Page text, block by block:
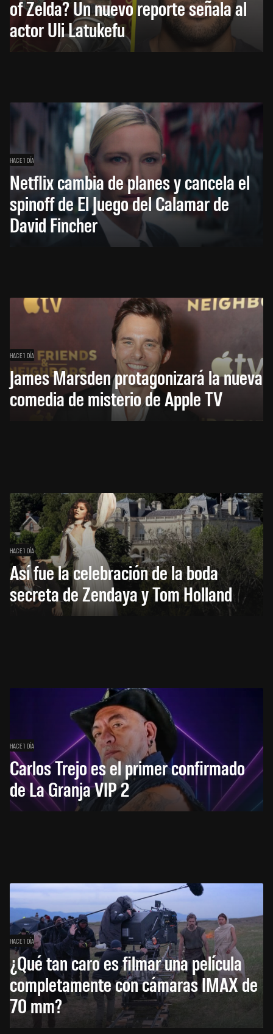
of Zelda? Un nuevo reporte señala al
actor Uli Latukefu
HACE 1 DÍA
Netflix cambia de planes y cancela el
spinoff de El Juego del Calamar de
David Fincher
HACE 1 DÍA
James Marsden protagonizará la nueva
comedia de misterio de Apple TV
HACE 1 DÍA
Así fue la celebración de la boda
secreta de Zendaya y Tom Holland
HACE 1 DÍA
Carlos Trejo es el primer confirmado
de La Granja VIP 2
HACE 1 DÍA
¿Qué tan caro es filmar una película
completamente con cámaras IMAX de
70 mm?